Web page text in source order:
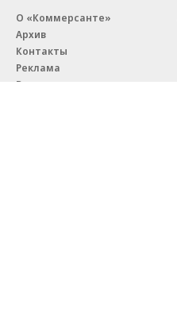
О «Коммерсанте»
Архив
Контакты
Реклама
Вакансии